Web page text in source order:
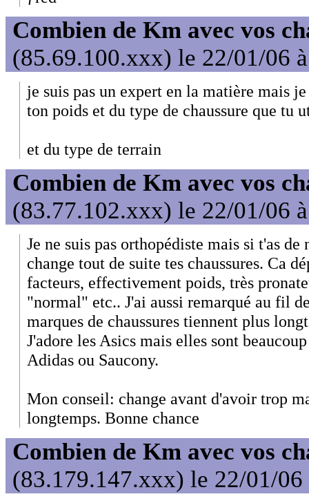
Combien de Km avec vos
(85.69.100.xxx) le 22/01/06
je suis pas un expert en la matière mais
ton poids et du type de chaussure que tu
et du type de terrain
Combien de Km avec vos
(83.77.102.xxx) le 22/01/06
Je ne suis pas orthopédiste mais si t'as
change tout de suite tes chaussures. Ca
facteurs, effectivement poids, très
"normal" etc.. J'ai aussi remarqué au fil
marques de chaussures tiennent plus
J'adore les Asics mais elles sont
Adidas ou Saucony.
Mon conseil: change avant d'avoir trop
longtemps. Bonne chance
Combien de Km avec vos
(83.179.147.xxx) le 22/01/06